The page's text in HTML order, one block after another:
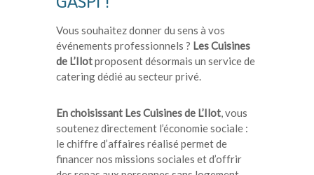
Vous souhaitez donner du sens à vos
événements professionnels ? Les Cuisines
de L’Ilotproposent désormais un service de
catering dédié au secteur privé.
En choisissant Les Cuisines de L’Ilot, vous
soutenez directement l’économie sociale :
le chiffre d’affaires réalisé permet de
financer nos missions sociales et d’offrir